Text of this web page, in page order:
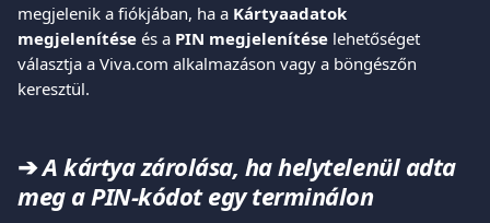
megjelenik a fiókjában, ha a Kártyaadatok
megjelenítése és a PIN megjelenítése lehetőséget
választja a Viva.com alkalmazáson vagy a böngészőn
keresztül.
➔ A kártya zárolása, ha helytelenül adta
meg a PIN-kódot egy terminálon